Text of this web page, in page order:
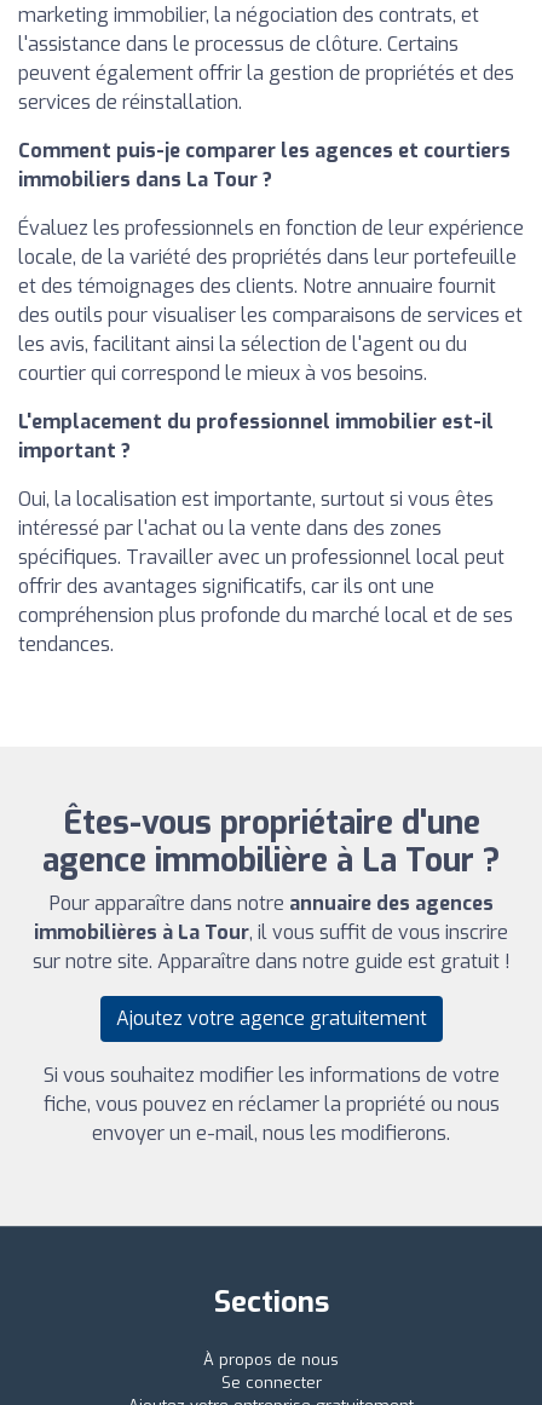
marketing immobilier, la négociation des contrats, et
l'assistance dans le processus de clôture. Certains
peuvent également offrir la gestion de propriétés et des
services de réinstallation.
Comment puis-je comparer les agences et courtiers
immobiliers dans La Tour ?
Évaluez les professionnels en fonction de leur expérience
locale, de la variété des propriétés dans leur portefeuille
et des témoignages des clients. Notre annuaire fournit
des outils pour visualiser les comparaisons de services et
les avis, facilitant ainsi la sélection de l'agent ou du
courtier qui correspond le mieux à vos besoins.
L'emplacement du professionnel immobilier est-il
important ?
Oui, la localisation est importante, surtout si vous êtes
intéressé par l'achat ou la vente dans des zones
spécifiques. Travailler avec un professionnel local peut
offrir des avantages significatifs, car ils ont une
compréhension plus profonde du marché local et de ses
tendances.
Êtes-vous propriétaire d'une
agence immobilière à La Tour ?
Pour apparaître dans notre annuaire des agences
immobilières à La Tour, il vous suffit de vous inscrire
sur notre site. Apparaître dans notre guide est gratuit !
Ajoutez votre agence gratuitement
Si vous souhaitez modifier les informations de votre
fiche, vous pouvez en réclamer la propriété ou nous
envoyer un e-mail, nous les modifierons.
Sections
À propos de nous
Se connecter